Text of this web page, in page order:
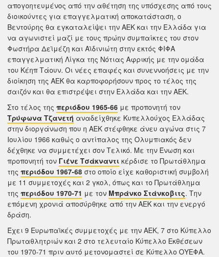
απογοητευμένος από την αθέτηση της υπόσχεσης από τους
διοικούντες για επαγγελματική αποκατάσταση, ο
Βεντούρης θα εγκαταλείψει την ΑΕΚ και την Ελλάδα για
να αγωνιστεί μαζί με τους πρώην συμπαίκτες του στον
Φωστήρα Δεϊμέζη και Αϊδινιώτη στην εκτός ΦΙΦΑ
επαγγελματική Λίγκα της Νότιας Αφρικής με την ομάδα
του Κέηπ Τάουν. Οι νέες επαφές και συνεννοήσεις με την
διοίκηση της ΑΕΚ θα καρποφορήσουν προς το τέλος της
σαιζόν και θα επιστρέψει στην Ελλάδα και την ΑΕΚ.
Στο τέλος της περιόδου 1965-66 με προπονητή τον
Τρύφωνα Τζανετή αναδείχθηκε Κυπελλούχος Ελλάδας
στην διοργάνωση που η ΑΕΚ στέφθηκε άνευ αγώνα στις 7
Ιουλίου 1966 καθώς ο αντίπαλος της Ολυμπιακός δεν
δέχθηκε να συμμετέχει σον Τελικό. Με την Ένωση και
προπονητή τον Γιένε Τσάκναντι κέρδισε το Πρωτάθλημα
της περιόδου 1967-68 στο οποίο είχε καθοριστική συμβολή
με 11 συμμετοχές και 2 γκολ, όπως και το Πρωτάθλημα
της περιόδου 1970-71 με τον Μπράνκο Στάνκοβιτς. Την
επόμενη χρονιά αποσύρθηκε από την ΑΕΚ και την ενεργό
δράση.
Έχει 9 Ευρωπαϊκές συμμετοχές με την ΑΕΚ, 7 στο Κύπελλο
Πρωταθλητριών και 2 στο τελευταίο Κύπελλο Εκθέσεων
του 1970-71 πριν αυτό μετονομαστεί σε Κύπελλο ΟΥΕΦΑ.